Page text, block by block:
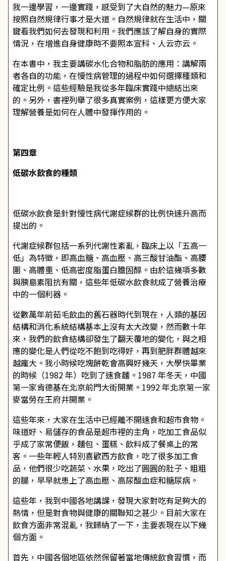
我一邊學習，一邊實踐，感受到了大自然的魅力—原來
按照自然規律行事才是大道。自然規律就在生活中，關
鍵看我們如何去發現和利用。我們應該了解自身的實際
情況，在增進自身健康時不要照本宣科、人云亦云。
在本書中，我主要講碳水化合物和脂肪的應用：講解兩
者各自的功能，在慢性病管理的過程中如何選擇種類和
確定比例。這些經驗是我從多年臨床實踐中總結出來
的。另外，書裡列舉了很多真實案例，這樣更方便大家
理解營養是如何在人體中發揮作用的。
第四章
低碳水飲食的種類
低碳水飲食是針對慢性病代謝症候群的比例快速升高而
提出的。
代謝症候群包括一系列代謝性紊亂，臨床上以「五高一
低」為特徵，即高血糖、高血壓、高三酸甘油酯、高腰
圍、高體重、低高密度脂蛋白膽固醇。由於這幾項多數
與胰島素阻抗有關，這些年低碳水飲食就成了營養治療
中的一個利器。
從數萬年前茹毛飲血的舊石器時代到現在，人類的基因
結構和消化系統結構基本上沒有太大改變，然而數十年
來，我們的飲食結構卻發生了翻天覆地的變化，與之相
應的變化是人們從吃不飽到吃得好，再到肥胖群體越來
越龐大。我小時候吃塊餅乾會高興好幾天，大學快畢業
的時候（1982 年）吃到了速食麵。1987 年冬天，中國
第一家肯德基在北京前門大街開業。1992 年北京第一家
麥當勞在王府井開業。
這些年來，大家在生活中已經離不開速食和超市食物。
味道好、易儲存的食品是超市裡的主角，吃加工食品似
乎成了家常便飯，麵包、蛋糕、飲料成了餐桌上的常
客。一些年輕人特別喜歡西方飲食，吃了很多加工食
品，他們很少吃蔬菜、水果，吃出了圓圓的肚子、粗粗
的腿，早早就患上了高血壓、高尿酸血症和糖尿病。
這些年，我到中國各地講課，發現大家對吃有足夠大的
熱情，但是對食物與健康的關聯知之甚少。目前大家在
飲食方面非常混亂，我歸納了一下，主要表現在以下幾
個方面。
首先，中國各個地區依然保留著當地傳統飲食習慣，而